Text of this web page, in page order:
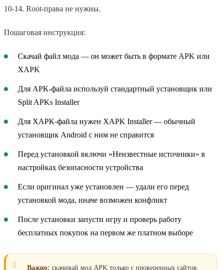
10-14. Root-права не нужны.
Пошаговая инструкция:
Скачай файл мода — он может быть в формате APK или
XAPK
Для APK-файла используй стандартный установщик или
Split APKs Installer
Для XAPK-файла нужен XAPK Installer — обычный
установщик Android с ним не справится
Перед установкой включи «Неизвестные источники» в
настройках безопасности устройства
Если оригинал уже установлен — удали его перед
установкой мода, иначе возможен конфликт
После установки запусти игру и проверь работу
бесплатных покупок на первом же платном выборе
Важно: скачивай мод APK только с проверенных сайтов.